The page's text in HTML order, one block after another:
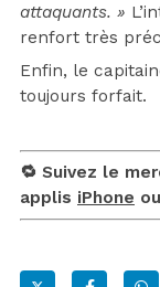
attaquants. »
renfort très
Enfin, le
toujours forfait.
🔁 Suivez le
applis iPhone ou